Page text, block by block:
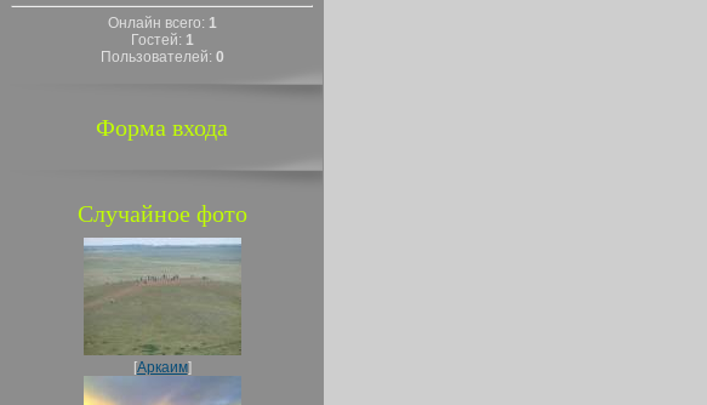
Онлайн всего: 1
Гостей: 1
Пользователей: 0
Форма входа
Случайное фото
[Аркаим]